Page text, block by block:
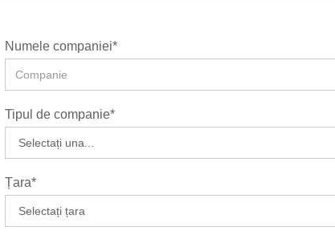
Numele companiei*
Tipul de companie*
Țara*